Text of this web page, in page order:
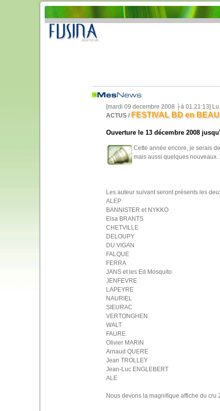
[mardi 09 decembre 2008 ├á 01:21:13]
ACTUS / FESTIVAL BD en
Ouverture le 13 décembre 2008
Cette année encore, je serais
mais aussi quelques
Les auteur suivant seront présents les
ALEP
BANNISTER et NYKKO
Elsa BRANTS
CHETVILLE
DELOUPY
DU VIGAN
FALQUE
FERRA
JANS et les Ed Mosquito
JENFEVRE
LAPEYRE
NAURIEL
SIEURAC
VERTONGHEN
WALT
FAURE
Olivier MARIN
Arnaud QUERE
Jean TROLLEY
Jean-Luc ENGLEBERT
ALE
Nous devons la magnifique affiche du cru